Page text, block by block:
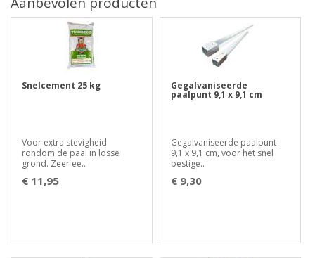
Snelcement 25 kg
Voor extra stevigheid
rondom de paal in losse
grond. Zeer ee..
€ 11,95
Gegalvaniseerde
paalpunt 9,1 x 9,1 cm
Gegalvaniseerde paalpunt
9,1 x 9,1 cm, voor het snel
bestige..
€ 9,30